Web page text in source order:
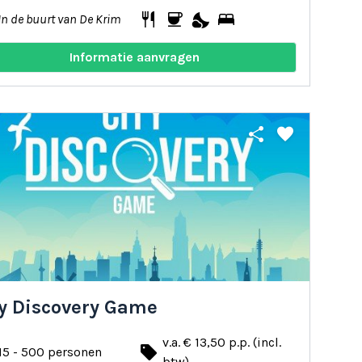
de buurt van De Krim restaurant coffee nights_stay bed
Informatie aanvragen
share favorite
Discovery Game
- 500 personen local_offer v.a. € 13,50 p.p. (incl.